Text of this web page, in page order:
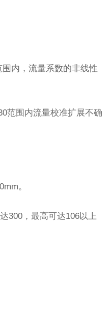
内，流量系数的非线性
围内流量校准扩展不确
。
，最高可达106以上